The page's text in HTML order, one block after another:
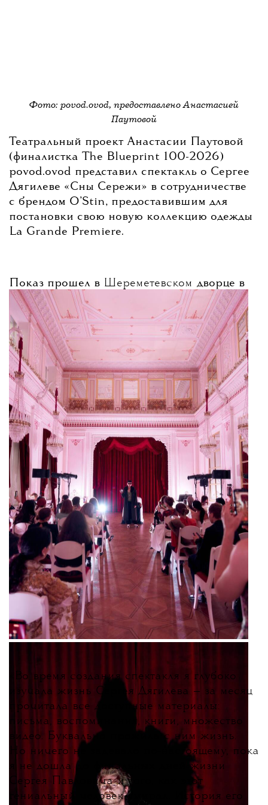
Фото: povod.ovod, предоставлено Анастасией
Паутовой
Театральный проект Анастасии Паутовой
(финалистка The Blueprint 100-2026)
povod.ovod представил спектакль о Сергее
Дягилеве «Сны Сережи» в сотрудничестве
с брендом O’Stin, предоставившим для
постановки свою новую коллекцию одежды
La Grande Premiere.
Показ прошел в Шереметевском дворце в
Петербурге. По словам Анастасии
Паутовой, идея спектакля принадлежала
самому бренду — новая коллекция
посвящена «Русским сезонам», и именно
поэтому предложили обратиться к фигуре
Дягилева.
Во время создания спектакля я глубоко
изучала жизнь Сергея Дягилева — за месяц
прочитала все доступные материалы:
письма, воспоминания, книги, множество
видео. Буквально прожила с ним жизнь.
Но ничего не задевало по-настоящему, пока
я не дошла до финальных дней жизни
Сергея Павловича и того, как этот
гениальный человек умирал. История его